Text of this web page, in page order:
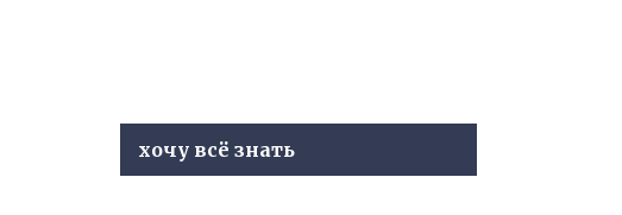
хочу всё знать